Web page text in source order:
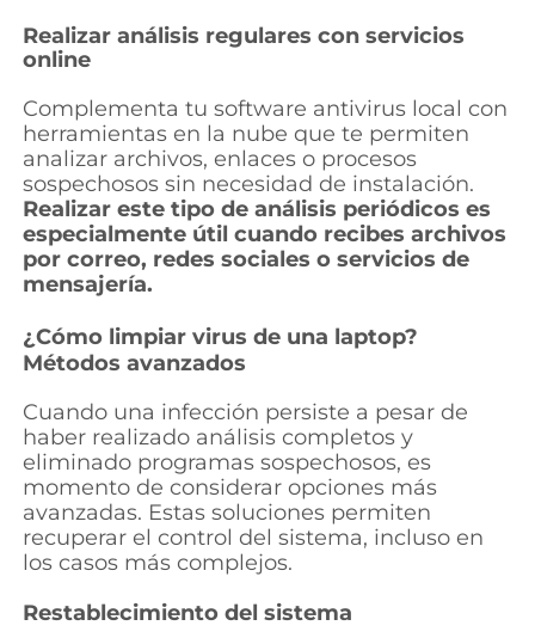
Realizar análisis regulares con servicios
online
Complementa tu software antivirus local con
herramientas en la nube que te permiten
analizar archivos, enlaces o procesos
sospechosos sin necesidad de instalación.
Realizar este tipo de análisis periódicos es
especialmente útil cuando recibes archivos
por correo, redes sociales o servicios de
mensajería.
¿Cómo limpiar virus de una laptop?
Métodos avanzados
Cuando una infección persiste a pesar de
haber realizado análisis completos y
eliminado programas sospechosos, es
momento de considerar opciones más
avanzadas. Estas soluciones permiten
recuperar el control del sistema, incluso en
los casos más complejos.
Restablecimiento del sistema